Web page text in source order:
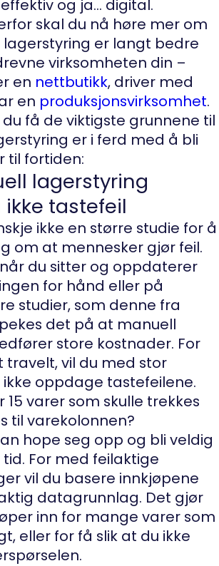
og ja… digital.
skal du nå høre mer om
er langt bedre
virksomheten din –
en nettbutikk, driver med
en produksjonsvirksomhet.
få de viktigste grunnene til
er i ferd med å bli
til fortiden:
lagerstyring
tastefeil
ikke en større studie for å
om at mennesker gjør feil.
når du sitter og oppdaterer
for hånd eller på
studier, som denne fra
det på at manuell
store kostnader. For
travelt, vil du med stor
oppdage tastefeilene.
15 varer som skulle trekkes
til varekolonnen?
hope seg opp og bli veldig
For med feilaktige
vil du basere innkjøpene
datagrunnlag. Det gjør
inn for mange varer som
eller for få slik at du ikke